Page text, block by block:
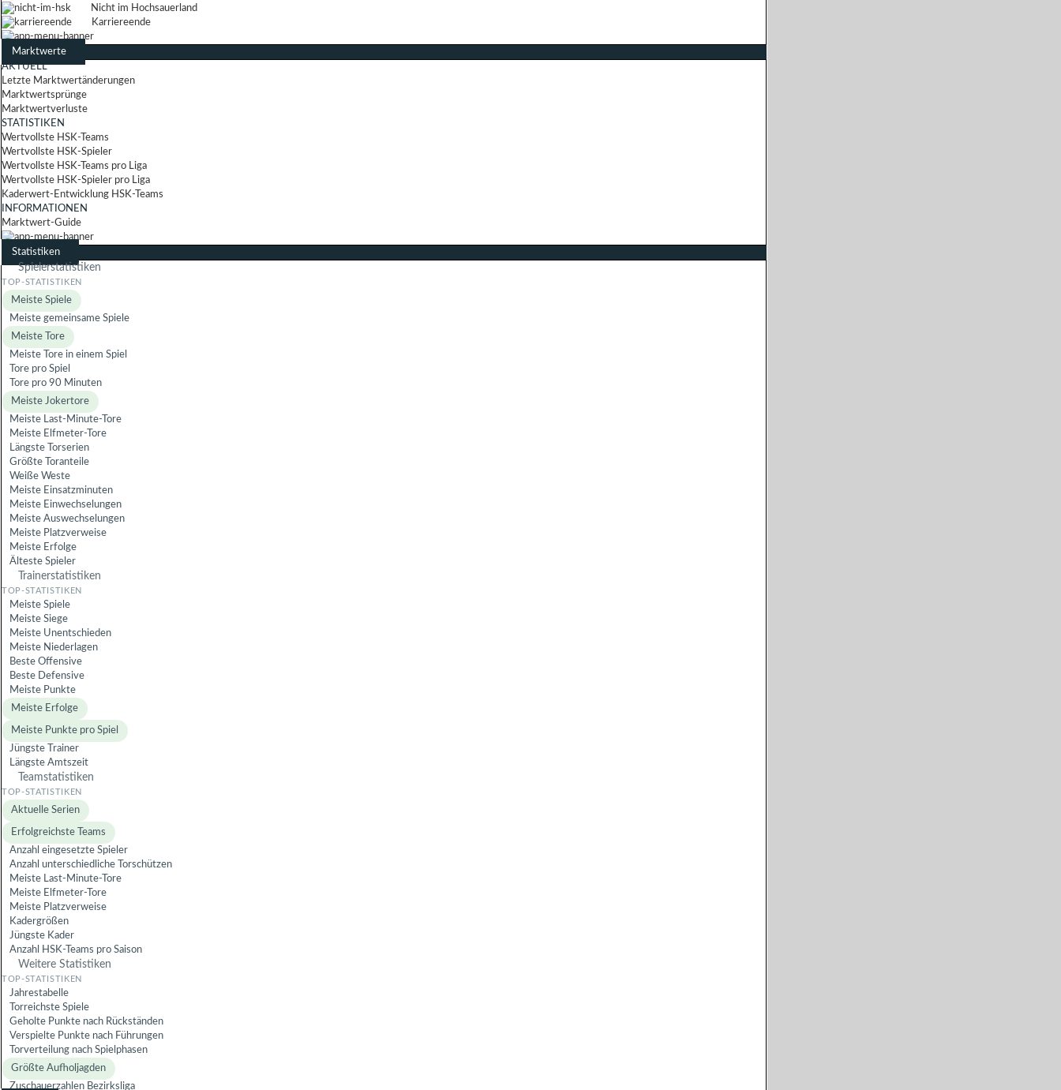
Nicht im Hochsauerland
Karriereende
Marktwerte
AKTUELL
Letzte Marktwertänderungen
Marktwertsprünge
Marktwertverluste
STATISTIKEN
Wertvollste HSK-Teams
Wertvollste HSK-Spieler
Wertvollste HSK-Teams pro Liga
Wertvollste HSK-Spieler pro Liga
Kaderwert-Entwicklung HSK-Teams
INFORMATIONEN
Marktwert-Guide
Statistiken
Spielerstatistiken
Meiste Spiele
Meiste gemeinsame Spiele
Meiste Tore
Meiste Tore in einem Spiel
Tore pro Spiel
Tore pro 90 Minuten
Meiste Jokertore
Meiste Last-Minute-Tore
Meiste Elfmeter-Tore
Längste Torserien
Größte Toranteile
Weiße Weste
Meiste Einsatzminuten
Meiste Einwechselungen
Meiste Auswechselungen
Meiste Platzverweise
Meiste Erfolge
Älteste Spieler
Trainerstatistiken
Meiste Spiele
Meiste Siege
Meiste Unentschieden
Meiste Niederlagen
Beste Offensive
Beste Defensive
Meiste Punkte
Meiste Erfolge
Meiste Punkte pro Spiel
Jüngste Trainer
Längste Amtszeit
Teamstatistiken
Aktuelle Serien
Erfolgreichste Teams
Anzahl eingesetzte Spieler
Anzahl unterschiedliche Torschützen
Meiste Last-Minute-Tore
Meiste Elfmeter-Tore
Meiste Platzverweise
Kadergrößen
Jüngste Kader
Anzahl HSK-Teams pro Saison
Weitere Statistiken
Jahrestabelle
Torreichste Spiele
Geholte Punkte nach Rückständen
Verspielte Punkte nach Führungen
Torverteilung nach Spielphasen
Größte Aufholjagden
Zuschauerzahlen Bezirksliga